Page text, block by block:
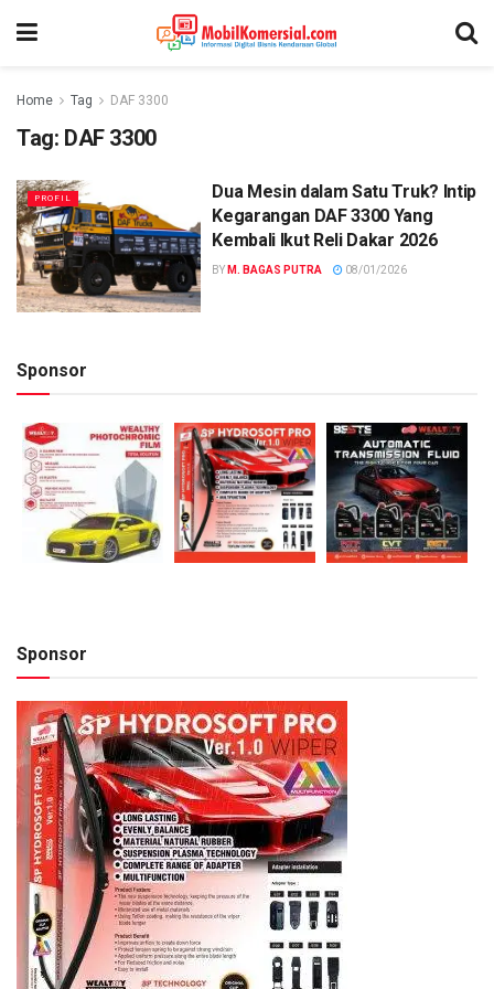
Home Tag DAF 3300
Tag: DAF 3300
PROFIL
Dua Mesin dalam Satu Truk? Intip
Kegarangan DAF 3300 Yang
Kembali Ikut Reli Dakar 2026
BY M. BAGAS PUTRA 08/01/2026
Sponsor
Sponsor